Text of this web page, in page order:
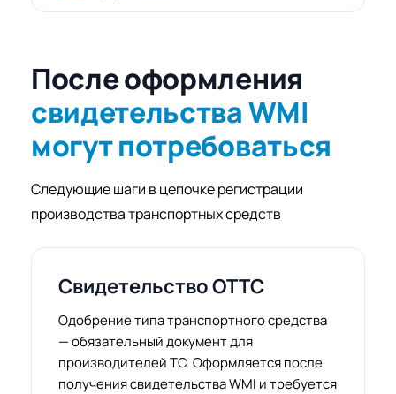
После оформления
свидетельства WMI
могут потребоваться
Следующие шаги в цепочке регистрации
производства транспортных средств
Свидетельство ОТТС
Одобрение типа транспортного средства
— обязательный документ для
производителей ТС. Оформляется после
получения свидетельства WMI и требуется